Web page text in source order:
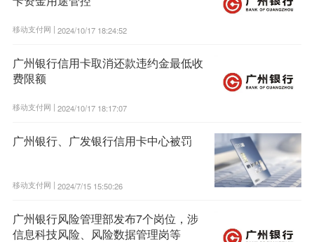
移动支付网 | 2024/10/17 18:24:52
广州银行信用卡取消还款违约金最低收
费限额
移动支付网 | 2024/10/17 18:17:07
广州银行、广发银行信用卡中心被罚
移动支付网 | 2024/7/15 15:50:26
广州银行风险管理部发布7个岗位，涉
信息科技风险、风险数据管理岗等